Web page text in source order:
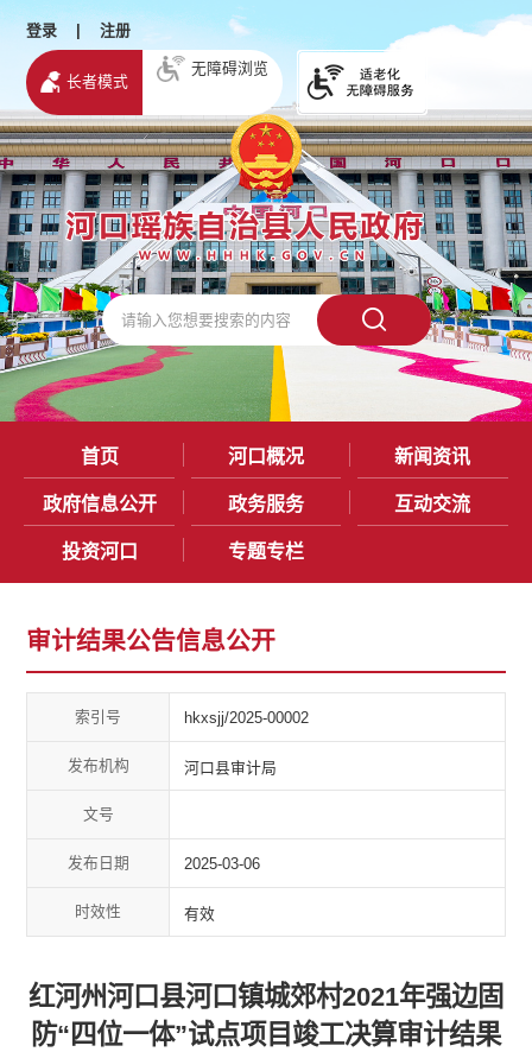
登录 | 注册
长者模式
无障碍浏览
首页 河口概况 新闻资讯
政府信息公开 政务服务 互动交流
投资河口 专题专栏
审计结果公告信息公开
索引号 hkxsjj/2025-00002
发布机构 河口县审计局
文号
发布日期 2025-03-06
时效性 有效
红河州河口县河口镇城郊村2021年强边固
防“四位一体”试点项目竣工决算审计结果